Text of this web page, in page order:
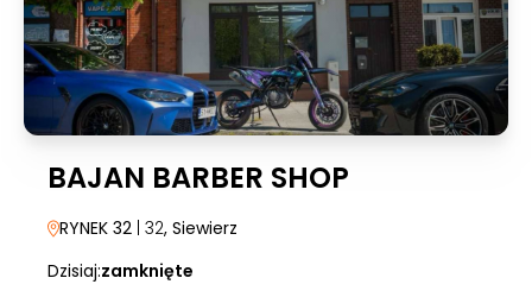
BAJAN BARBER SHOP
RYNEK 32 | 32, Siewierz
Dzisiaj:zamknięte